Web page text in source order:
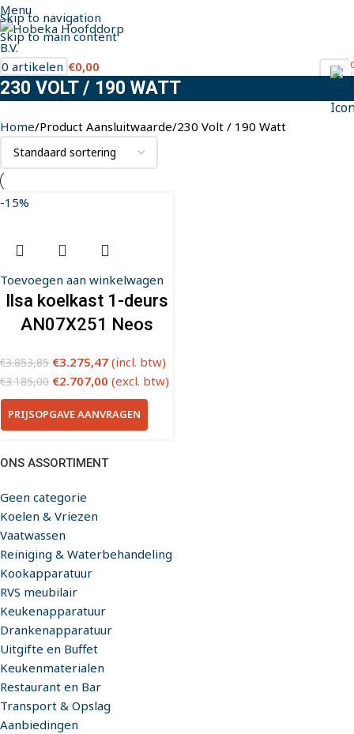
Skip to navigation
Skip to main content
Menu
0
0 artikelen €0,00
230 VOLT / 190 WATT
ONS ASSORTIMENT
Geen categorie
Koelen & Vriezen
Vaatwassen
Reiniging & Waterbehandeling
Kookapparatuur
RVS meubilair
Keukenapparatuur
Drankenapparatuur
Uitgifte en Buffet
Keukenmaterialen
Restaurant en Bar
Transport & Opslag
Aanbiedingen
Home Product Aansluitwaarde 230 Volt / 190 Watt
-15%
Toevoegen aan winkelwagen
Ilsa koelkast 1-deurs
AN07X251 Neos
€3.853,85 €3.275,47 (incl. btw)
€3.185,00 €2.707,00 (excl. btw)
PRIJSOPGAVE AANVRAGEN